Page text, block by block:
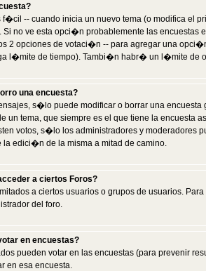
f�cil -- cuando inicia un nuevo tema (o modifica el
Si no ve esta opci�n probablemente las
2 opciones de votaci�n -- para agregar una
l�mite de tiempo). Tambi�n habr� un l�mite de
una encuesta?
s�lo puede modificar o borrar una
un tema, que siempre es el que tiene la encuesta
votos, s�lo los administradores y moderadores
la edici�n de la misma a mitad de camino.
a ciertos Foros?
a ciertos usuarios o grupos de usuarios.
del foro.
en encuestas?
pueden votar en las encuestas (para prevenir
en esa encuesta.